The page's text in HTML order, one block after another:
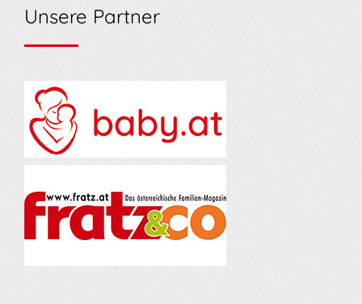
Unsere Partner